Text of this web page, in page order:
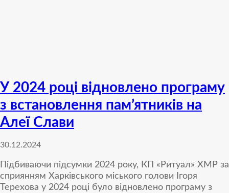
У 2024 році відновлено програму
з встановлення пам’ятників на
Алеї Слави
30.12.2024
Підбиваючи підсумки 2024 року, КП «Ритуал» ХМР за
сприянням Харківського міського голови Ігоря
Терехова у 2024 році було відновлено програму з